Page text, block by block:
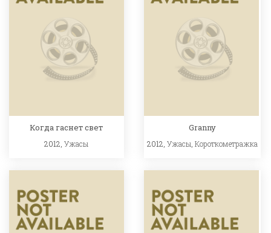
Когда гаснет свет
2012,Ужасы
Granny
2012,Ужасы ,Короткометражка